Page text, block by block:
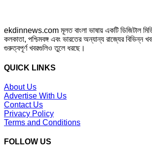
ekdinnews.com মূলত বাংলা ভাষায় একটি ডিজিটাল
কলকাতা, পশ্চিমবঙ্গ এবং ভারতের অন্যান্য রাজ্যের বিভিন্ন
গুরুত্বপূর্ণ খবরগুলিও তুলে ধরছে।
QUICK LINKS
About Us
Advertise With Us
Contact Us
Privacy Policy
Terms and Conditions
FOLLOW US